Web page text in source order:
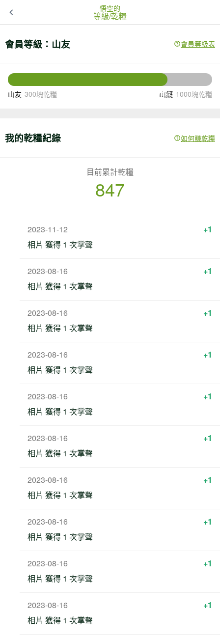
悟空的
等級/乾糧
會員等級： 山友 會員等級表
塊乾糧升級
山友 300塊乾糧 山癡 1000塊乾糧
我的乾糧紀錄 如何賺乾糧
目前累計乾糧
847
2023-11-12
+1
相片 獲得 1 次掌聲
2023-08-16
+1
相片 獲得 1 次掌聲
2023-08-16
+1
相片 獲得 1 次掌聲
2023-08-16
+1
相片 獲得 1 次掌聲
2023-08-16
+1
相片 獲得 1 次掌聲
2023-08-16
+1
相片 獲得 1 次掌聲
2023-08-16
+1
相片 獲得 1 次掌聲
2023-08-16
+1
相片 獲得 1 次掌聲
2023-08-16
+1
相片 獲得 1 次掌聲
2023-08-16
+1
相片 獲得 1 次掌聲